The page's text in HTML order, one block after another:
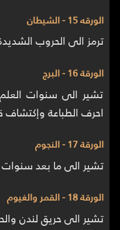
الورقه 15 - الشيطان
ترمز الى الحروب
الورقة 16 - البرج
تشير الى سنوات
احرف الطباعة وإكتشاف
الورقة 17 - النجوم
تشير الى ما بعد
الورقة 18 - القمر والغيوم
تشير الى حريق لندن